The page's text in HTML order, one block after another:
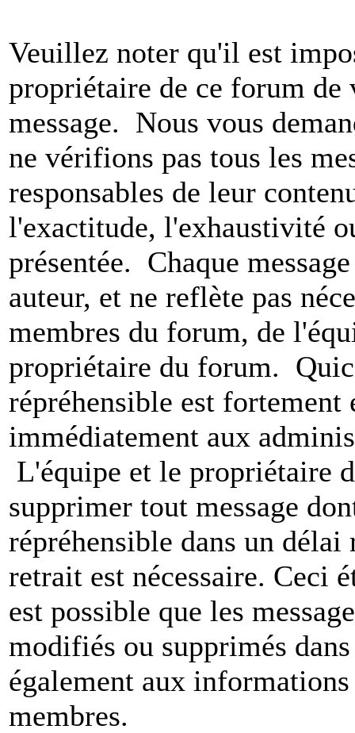
Veuillez noter qu'il est
propriétaire de ce forum
message. Nous vous
ne vérifions pas tous les
responsables de leur
l'exactitude, l'exhaustivité
présentée. Chaque
auteur, et ne reflète pas
membres du forum, de
propriétaire du forum.
répréhensible est
immédiatement aux
L'équipe et le propriétaire
supprimer tout message
répréhensible dans un
retrait est nécessaire. Ceci
est possible que les
modifiés ou supprimés
également aux
membres.